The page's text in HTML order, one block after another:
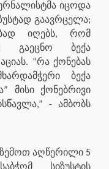
იცოდა
გაავრცელა;
იღებს, რომ
გაეცნო ბექა
“რა ქონებას
ბექა
მისი ქონებრივი
- ამბობს
ზემოთ აღწერილი 5